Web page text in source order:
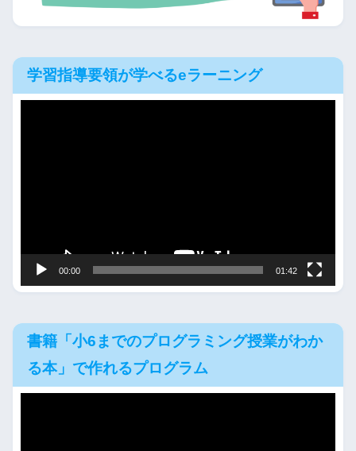
学習指導要領が学べるeラーニング
00:00 01:42
書籍「小6までのプログラミング授業がわか
る本」で作れるプログラム